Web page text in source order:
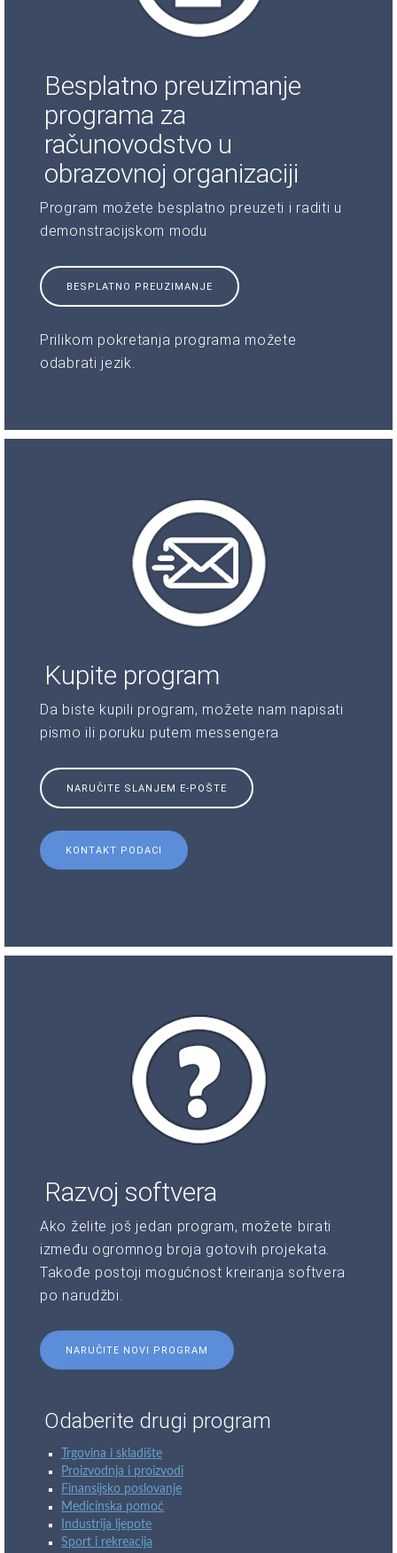
Besplatno preuzimanje
programa za
računovodstvo u
obrazovnoj organizaciji
Program možete besplatno preuzeti i raditi u
demonstracijskom modu
BESPLATNO PREUZIMANJE
Prilikom pokretanja programa možete
odabrati jezik.
Kupite program
Da biste kupili program, možete nam napisati
pismo ili poruku putem messengera
NARUČITE SLANJEM E-POŠTE
KONTAKT PODACI
Razvoj softvera
Ako želite još jedan program, možete birati
između ogromnog broja gotovih projekata.
Takođe postoji mogućnost kreiranja softvera
po narudžbi.
NARUČITE NOVI PROGRAM
Odaberite drugi program
Trgovina i skladište
Proizvodnja i proizvodi
Finansijsko poslovanje
Medicinska pomoć
Industrija ljepote
Sport i rekreacija